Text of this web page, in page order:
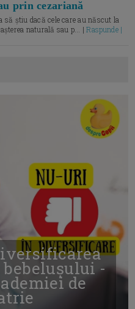
prin cezariană
să știu dacă cele care au născut la
naturală sau p... |Raspunde |
-
de